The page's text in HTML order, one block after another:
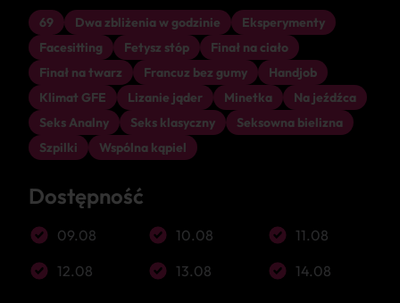
69 Dwa zbliżenia w godzinie
Eksperymenty
Facesitting
Fetysz stóp
Finał na ciało
Finał na twarz
Francuz bez gumy
Handjob
Klimat GFE
Lizanie jąder Minetka
Na jeźdźca
Seks Analny
Seks klasyczny
Seksowna bielizna
Szpilki
Wspólna kąpiel
Dostępność
09.08 10.08
11.08
12.08
13.08 14.08